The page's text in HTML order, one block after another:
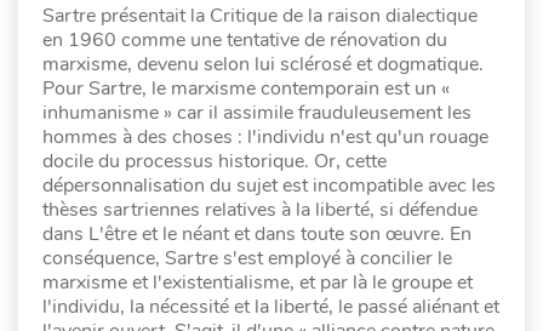
Sartre présentait la Critique de la raison dialectique
en 1960 comme une tentative de rénovation du
marxisme, devenu selon lui sclérosé et dogmatique.
Pour Sartre, le marxisme contemporain est un «
inhumanisme » car il assimile frauduleusement les
hommes à des choses : l'individu n'est qu'un rouage
docile du processus historique. Or, cette
dépersonnalisation du sujet est incompatible avec les
thèses sartriennes relatives à la liberté, si défendue
dans L'être et le néant et dans toute son œuvre. En
conséquence, Sartre s'est employé à concilier le
marxisme et l'existentialisme, et par là le groupe et
l'individu, la nécessité et la liberté, le passé aliénant et